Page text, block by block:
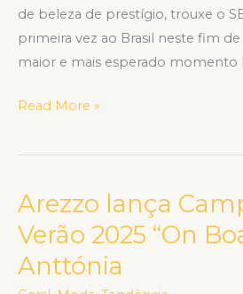
de beleza de prestígio, trouxe o
primeira vez ao Brasil neste fim
maior e mais esperado momento
Read More »
Arezzo lança
Verão 2025 “On
Anttónia
Arezzo
lança
Campanha
de